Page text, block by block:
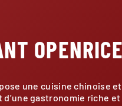
une cuisine chinoise et
d’une gastronomie riche et